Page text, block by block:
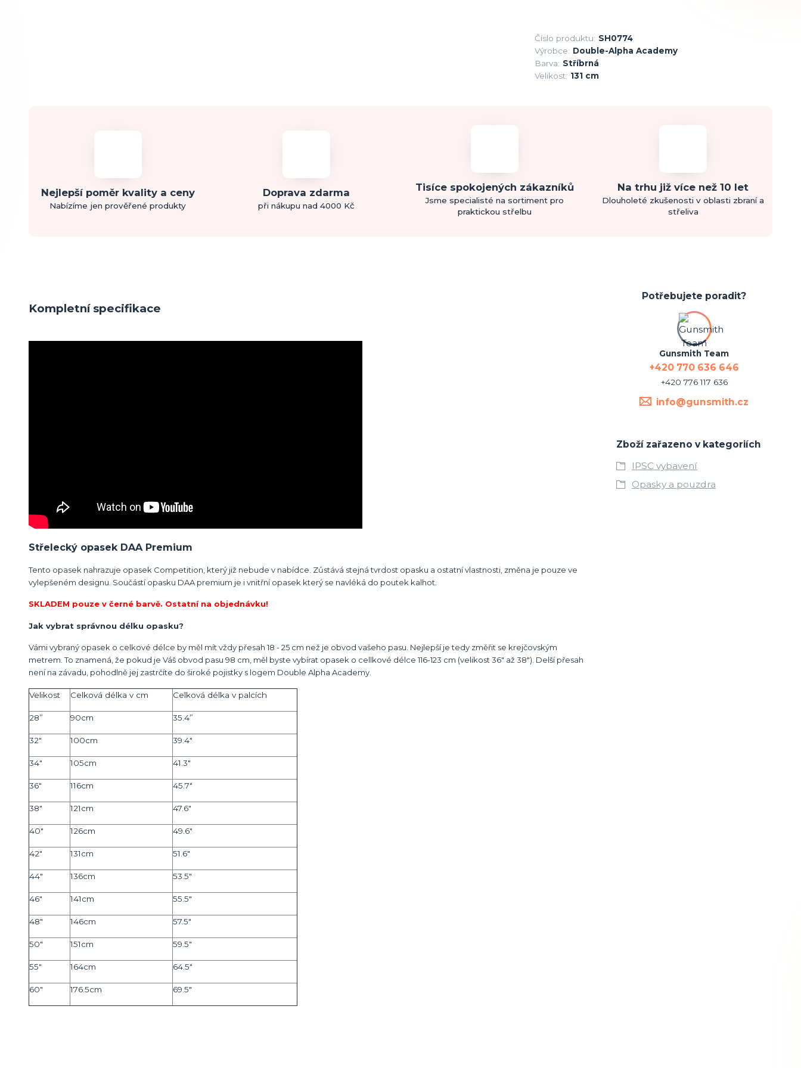
Číslo produktu: SH0774
Výrobce: Double-Alpha Academy
Barva: Stříbrná
Velikost: 131 cm
Nejlepší poměr kvality a ceny
Nabízíme jen prověřené produkty
Doprava zdarma
při nákupu nad 4000 Kč
Tisíce spokojených zákazníků
Jsme specialisté na sortiment pro
praktickou střelbu
Na trhu již více než 10 let
Dlouholeté zkušenosti v oblasti zbraní a
střeliva
Kompletní specifikace
Střelecký opasek DAA Premium
Tento opasek nahrazuje opasek Competition, který již nebude v nabídce. Zůstává stejná tvrdost opasku a ostatní vlastnosti, změna je pouze ve
vylepšeném designu. Součástí opasku DAA premium je i vnitřní opasek který se navléká do poutek kalhot.
SKLADEM pouze v černé barvě. Ostatní na objednávku!
Jak vybrat správnou délku opasku?
Vámi vybraný opasek o celkové délce by měl mít vždy přesah 18 - 25 cm než je obvod vašeho pasu. Nejlepší je tedy změřit se krejčovským
metrem. To znamená, že pokud je Váš obvod pasu 98 cm, měl byste vybírat opasek o cellkové délce 116-123 cm (velikost 36" až 38"). Delší přesah
není na závadu, pohodlně jej zastrčíte do široké pojistky s logem Double Alpha Academy.
Velikost Celková délka v cm Celková délka v palcích
28” 90cm 35.4”
32" 100cm 39.4"
34" 105cm 41.3"
36" 116cm 45.7"
38" 121cm 47.6"
40" 126cm 49.6"
42" 131cm 51.6"
44" 136cm 53.5"
46" 141cm 55.5"
48" 146cm 57.5"
50" 151cm 59.5"
55" 164cm 64.5"
60" 176.5cm 69.5"
Potřebujete poradit?
Gunsmith Team
+420 770 636 646
+420 776 117 636
info@gunsmith.cz
Zboží zařazeno v kategoriích
IPSC vybavení
Opasky a pouzdra